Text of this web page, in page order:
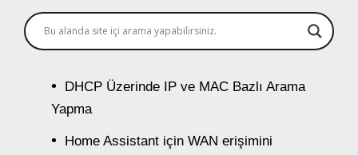
DHCP Üzerinde IP ve MAC Bazlı Arama
Yapma
Home Assistant için WAN erişimini